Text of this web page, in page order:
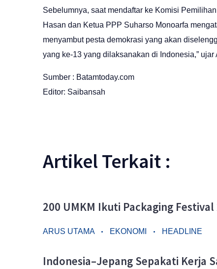
Sebelumnya, saat mendaftar ke Komisi
Hasan dan Ketua PPP Suharso Monoarfa
menyambut pesta demokrasi yang akan
yang ke-13 yang dilaksanakan di Indonesia,” ujar
Sumber : Batamtoday.com
Editor: Saibansah
Artikel Terkait :
200 UMKM Ikuti Packaging
ARUS UTAMA EKONOMI HEADLINE
Indonesia–Jepang Sepakati Kerja